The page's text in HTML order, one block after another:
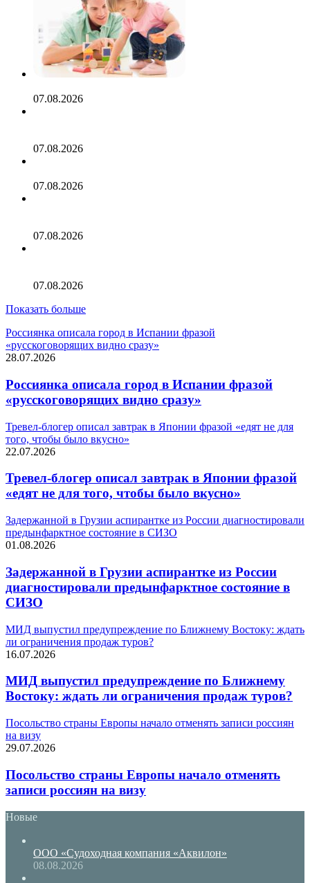
07.08.2026
07.08.2026
07.08.2026
07.08.2026
07.08.2026
Показать больше
Россиянка описала город в Испании фразой
«русскоговорящих видно сразу»
28.07.2026
Россиянка описала город в Испании фразой
«русскоговорящих видно сразу»
Тревел-блогер описал завтрак в Японии фразой «едят не для
того, чтобы было вкусно»
22.07.2026
Тревел-блогер описал завтрак в Японии фразой
«едят не для того, чтобы было вкусно»
Задержанной в Грузии аспирантке из России диагностировали
предынфарктное состояние в СИЗО
01.08.2026
Задержанной в Грузии аспирантке из России
диагностировали предынфарктное состояние в
СИЗО
МИД выпустил предупреждение по Ближнему Востоку: ждать
ли ограничения продаж туров?
16.07.2026
МИД выпустил предупреждение по Ближнему
Востоку: ждать ли ограничения продаж туров?
Посольство страны Европы начало отменять записи россиян
на визу
29.07.2026
Посольство страны Европы начало отменять
записи россиян на визу
Новые
ООО «Судоходная компания «Аквилон»
08.08.2026